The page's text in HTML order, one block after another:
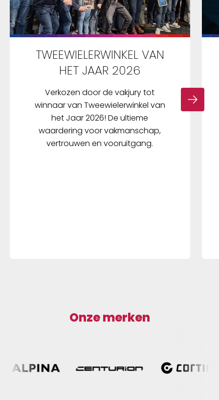
TWEEWIELERWINKEL VAN
HET JAAR 2026
Verkozen door de vakjury tot
winnaar van Tweewielerwinkel van
het Jaar 2026! De ultieme
waardering voor vakmanschap,
vertrouwen en vooruitgang.
Onze merken